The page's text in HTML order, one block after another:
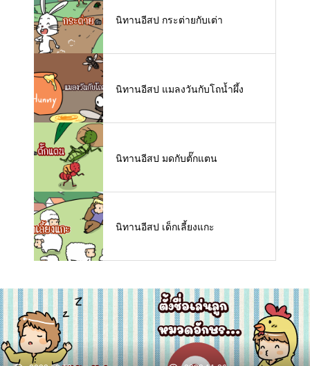
นิทานอีสป กระต่ายกับเต่า
นิทานอีสป แมลงวันกับโถน้ำผึ้ง
นิทานอีสป มดกับตั๊กแตน
นิทานอีสป เด็กเลี้ยงแกะ